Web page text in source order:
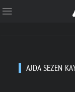
AJDA SEZEN